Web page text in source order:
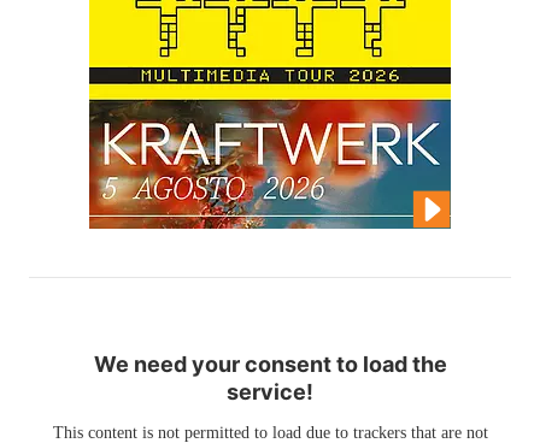
We need your consent to load the
service!
This content is not permitted to load due to trackers that are not